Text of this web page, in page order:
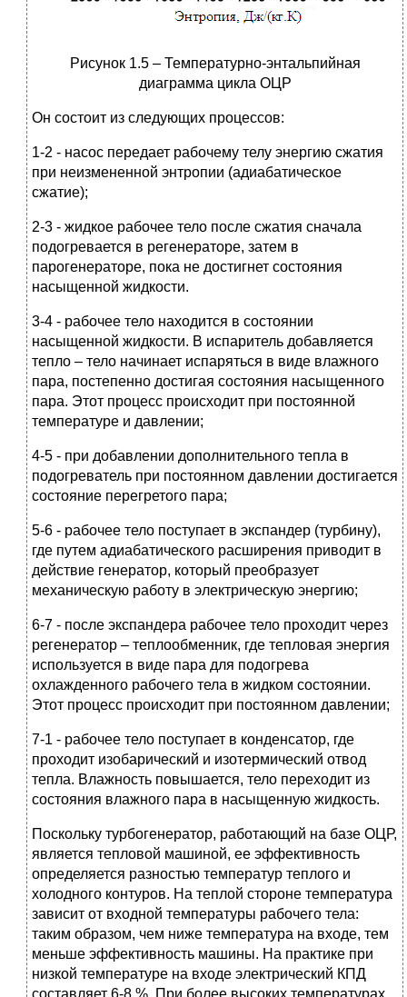
Рисунок 1.5 – Температурно-энтальпийная
диаграмма цикла ОЦР
Он состоит из следующих процессов:
1-2 - насос передает рабочему телу энергию сжатия
при неизмененной энтропии (адиабатическое
сжатие);
2-3 - жидкое рабочее тело после сжатия сначала
подогревается в регенераторе, затем в
парогенераторе, пока не достигнет состояния
насыщенной жидкости.
3-4 - рабочее тело находится в состоянии
насыщенной жидкости. В испаритель добавляется
тепло – тело начинает испаряться в виде влажного
пара, постепенно достигая состояния насыщенного
пара. Этот процесс происходит при постоянной
температуре и давлении;
4-5 - при добавлении дополнительного тепла в
подогреватель при постоянном давлении достигается
состояние перегретого пара;
5-6 - рабочее тело поступает в экспандер (турбину),
где путем адиабатического расширения приводит в
действие генератор, который преобразует
механическую работу в электрическую энергию;
6-7 - после экспандера рабочее тело проходит через
регенератор – теплообменник, где тепловая энергия
используется в виде пара для подогрева
охлажденного рабочего тела в жидком состоянии.
Этот процесс происходит при постоянном давлении;
7-1 - рабочее тело поступает в конденсатор, где
проходит изобарический и изотермический отвод
тепла. Влажность повышается, тело переходит из
состояния влажного пара в насыщенную жидкость.
Поскольку турбогенератор, работающий на базе ОЦР,
является тепловой машиной, ее эффективность
определяется разностью температур теплого и
холодного контуров. На теплой стороне температура
зависит от входной температуры рабочего тела:
таким образом, чем ниже температура на входе, тем
меньше эффективность машины. На практике при
низкой температуре на входе электрический КПД